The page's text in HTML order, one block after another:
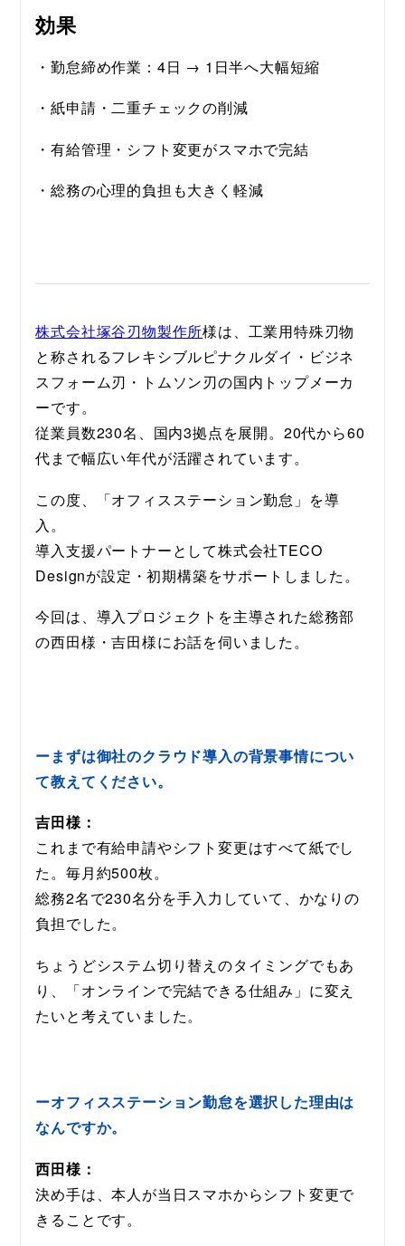
効果
・勤怠締め作業：4日 → 1日半へ大幅短縮
・紙申請・二重チェックの削減
・有給管理・シフト変更がスマホで完結
・総務の心理的負担も大きく軽減
株式会社塚谷刃物製作所様は、工業用特殊刃物
と称されるフレキシブルピナクルダイ・ビジネ
スフォーム刃・トムソン刃の国内トップメーカ
ーです。
従業員数230名、国内3拠点を展開。20代から60
代まで幅広い年代が活躍されています。
この度、「オフィスステーション勤怠」を導
入。
導入支援パートナーとして株式会社TECO
Designが設定・初期構築をサポートしました。
今回は、導入プロジェクトを主導された総務部
の西田様・吉田様にお話を伺いました。
ーまずは御社のクラウド導入の背景事情につい
て教えてください。
吉田様：
これまで有給申請やシフト変更はすべて紙でし
た。毎月約500枚。
総務2名で230名分を手入力していて、かなりの
負担でした。
ちょうどシステム切り替えのタイミングでもあ
り、「オンラインで完結できる仕組み」に変え
たいと考えていました。
ーオフィスステーション勤怠を選択した理由は
なんですか。
西田様：
決め手は、本人が当日スマホからシフト変更で
きることです。